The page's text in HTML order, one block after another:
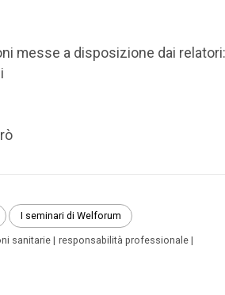
messe a disposizione dai relatori:
I seminari di Welforum
sanitarie
responsabilità professionale